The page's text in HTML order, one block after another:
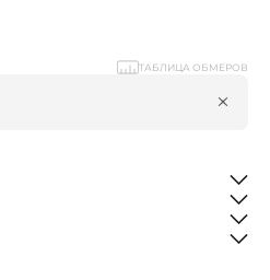
ТАБЛИЦА ОБМЕРОВ